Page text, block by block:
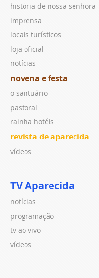
história de nossa senhora
imprensa
locais turísticos
loja oficial
notícias
novena e festa
o santuário
pastoral
rainha hotéis
revista de aparecida
vídeos
TV Aparecida
notícias
programação
tv ao vivo
vídeos